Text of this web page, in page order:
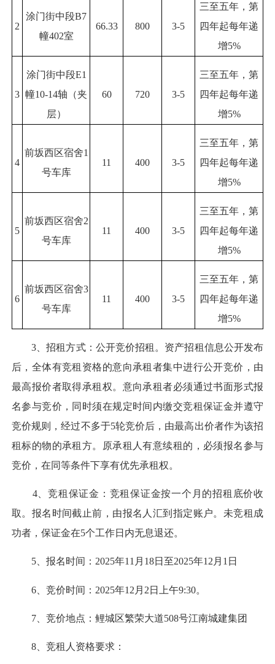
2
涂门街中段B7
幢402室
66.33 800 3-5
三至五年，第
四年起每年递
增5%
3
涂门街中段E1
幢10-14轴（夹
层）
60 720 3-5
三至五年，第
四年起每年递
增5%
4
前坂西区宿舍1
号车库
11 400 3-5
三至五年，第
四年起每年递
增5%
5
前坂西区宿舍2
号车库
11 400 3-5
三至五年，第
四年起每年递
增5%
6
前坂西区宿舍3
号车库
11 400 3-5
三至五年，第
四年起每年递
增5%
3、招租方式：公开竞价招租。资产招租信息公开发布
后，全体有竞租资格的意向承租者集中进行公开竞价，由
最高报价者取得承租权。意向承租者必须通过书面形式报
名参与竞价，同时须在规定时间内缴交竞租保证金并遵守
竞价规则，经过不多于5轮竞价后，由最高出价者作为该招
租标的物的承租方。原承租人有意续租的，必须报名参与
竞价，在同等条件下享有优先承租权。
4、竞租保证金：竞租保证金按一个月的招租底价收
取。报名时间截止前，由报名人汇到指定账户。未竞租成
功者，保证金在5个工作日内无息退还。
5、报名时间：2025年11月18日至2025年12月1日
6、竞价时间：2025年12月2日上午9:30。
7、竞价地点：鲤城区繁荣大道508号江南城建集团
8、竞租人资格要求：